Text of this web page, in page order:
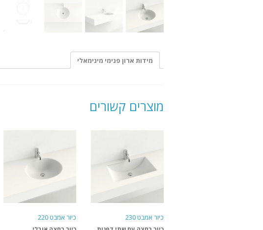
מידות ארון פנימי מינימאלי
מוצרים קשורים
כיור אמבט 230 כיור אמבט 220